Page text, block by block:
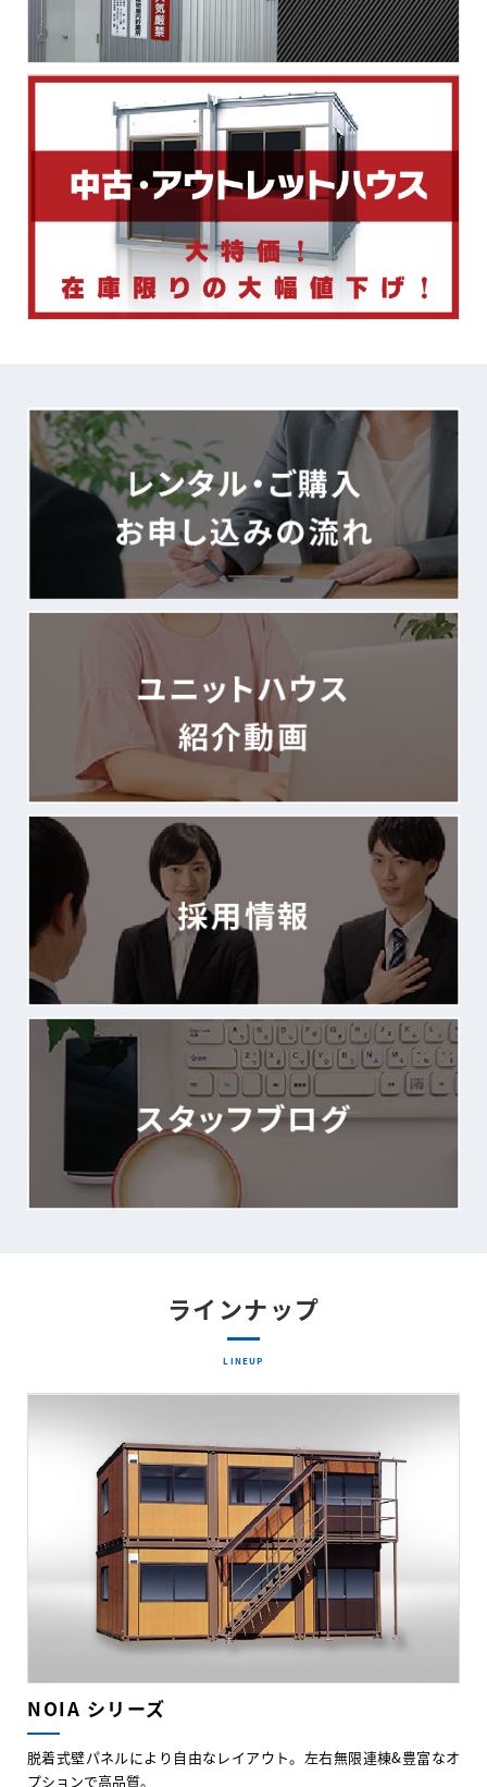
ラインナップ
LINEUP
NOIA シリーズ
脱着式壁パネルにより自由なレイアウト。左右無限連棟&豊富なオ
プションで高品質。